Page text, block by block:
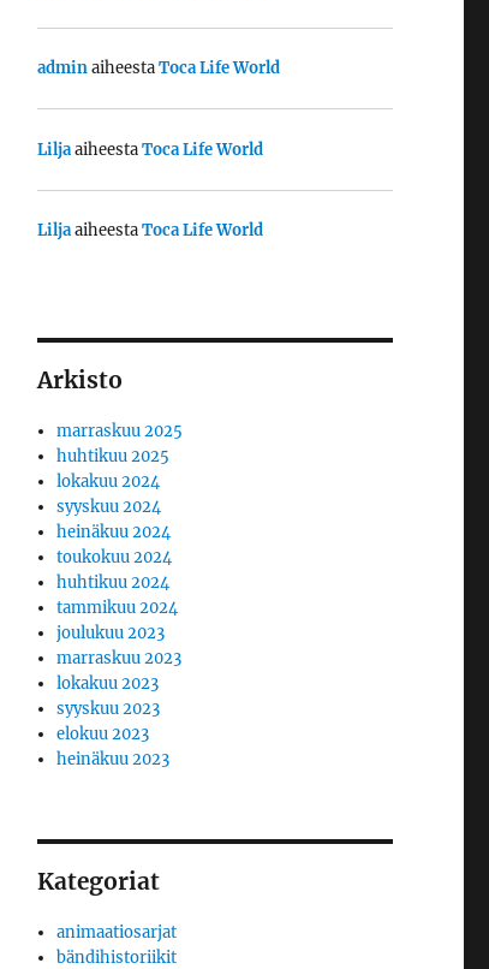
adminaiheestaToca Life World
LiljaaiheestaToca Life World
LiljaaiheestaToca Life World
Arkisto
marraskuu 2025
huhtikuu 2025
lokakuu 2024
syyskuu 2024
heinäkuu 2024
toukokuu 2024
huhtikuu 2024
tammikuu 2024
joulukuu 2023
marraskuu 2023
lokakuu 2023
syyskuu 2023
elokuu 2023
heinäkuu 2023
Kategoriat
animaatiosarjat
bändihistoriikit